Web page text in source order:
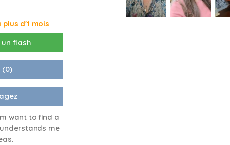
plus d'1 mois
un flash
(0)
want to find a
me